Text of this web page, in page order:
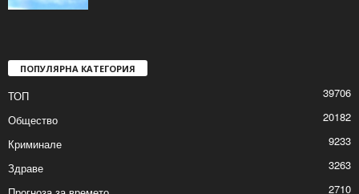
ПОПУЛЯРНА КАТЕГОРИЯ
ТОП
39706
Общество
20182
Криминале
9233
Здраве
3263
2710